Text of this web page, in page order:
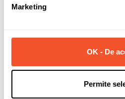
Marketing
OK - De
Permite
Lungime acumulator (mm) 242
Latime acumulator (mm) 175